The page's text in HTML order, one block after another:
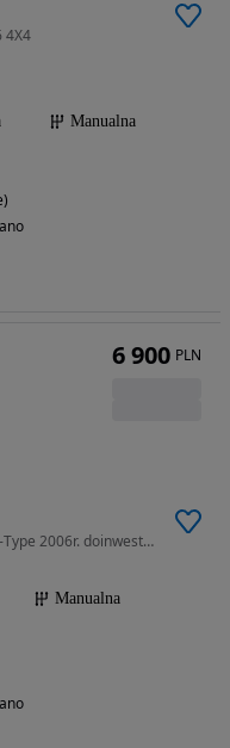
4X4
Manualna
1998 cm3 • 160 KM • OKAZJA !!! JAGUAR X-Type 2006r. doinwestowany +PREMIUM asisstance
Manualna
6 900 PLN